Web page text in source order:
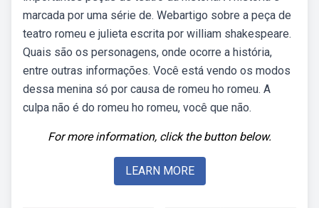
marcada por uma série de. Webartigo sobre a peça de
teatro romeu e julieta escrita por william shakespeare.
Quais são os personagens, onde ocorre a história,
entre outras informações. Você está vendo os modos
dessa menina só por causa de romeu ho romeu. A
culpa não é do romeu ho romeu, você que não.
For more information, click the button below.
LEARN MORE